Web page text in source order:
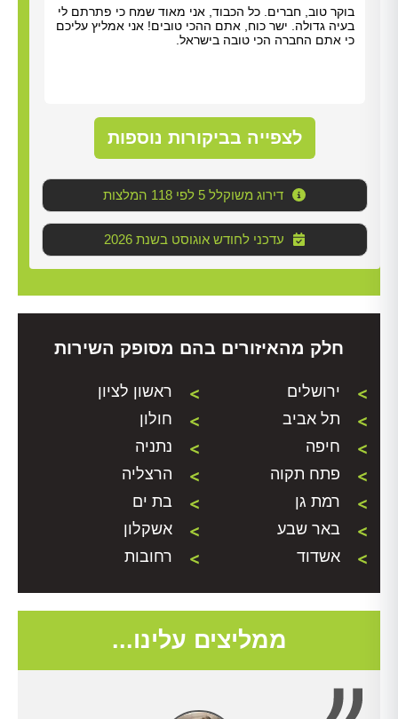
תודה על כל העזרה. התרשמנו מאוד מנריה לויאני. הוא
הגיע תוך שעה, ביצע את העבודה מהר ונתן לנו הסברים
ברורים. כל הכבוד!
לצפייה בביקורות נוספות
דירוג משוקלל 5 לפי 118 המלצות
2026 עדכני לחודש אוגוסט בשנת
חלק מהאיזורים בהם מסופק השירות
ירושלים
ראשון לציון
תל אביב
חולון
חיפה
נתניה
פתח תקוה
הרצליה
רמת גן
בת ים
באר שבע
אשקלון
אשדוד
רחובות
ממליצים עלינו...